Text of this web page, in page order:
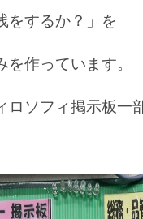
をするか？」を
を作っています。
ロソフィ掲示板一